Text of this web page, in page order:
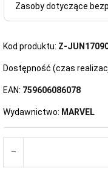
Zasoby dotyczące
Kod produktu: Z-
Dostępność (czas
EAN: 759606086078
Wydawnictwo: MARVEL